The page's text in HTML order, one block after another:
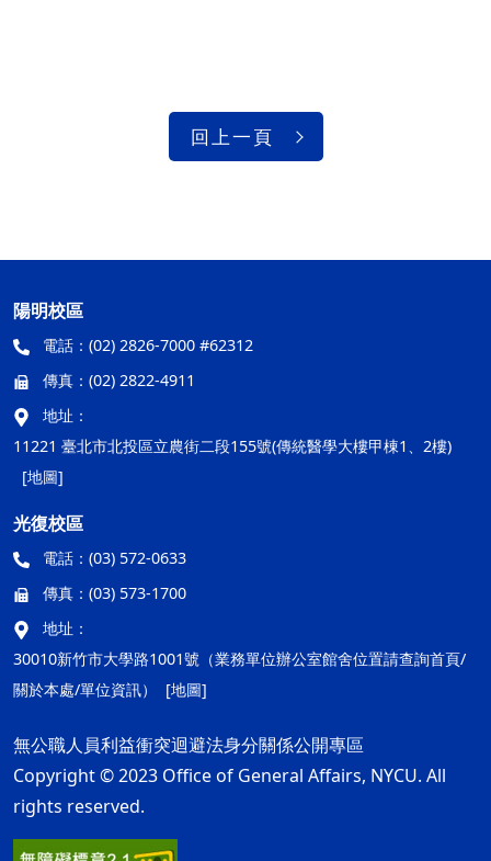
回上一頁
陽明校區
電話： (02) 2826-7000 #62312
傳真： (02) 2822-4911
地址：
11221 臺北市北投區立農街二段155號(傳統醫學大樓甲棟1、2樓)
[地圖]
光復校區
電話： (03) 572-0633
傳真： (03) 573-1700
地址：
30010新竹市大學路1001號（業務單位辦公室館舍位置請查詢首頁/
關於本處/單位資訊）
[地圖]
無公職人員利益衝突迴避法身分關係公開專區
Copyright © 2023 Office of General Affairs, NYCU. All
rights reserved.